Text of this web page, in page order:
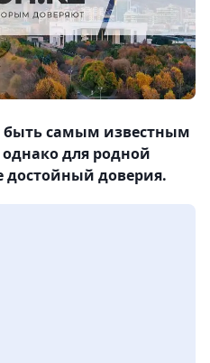
самым известным
для родной
достойный доверия.